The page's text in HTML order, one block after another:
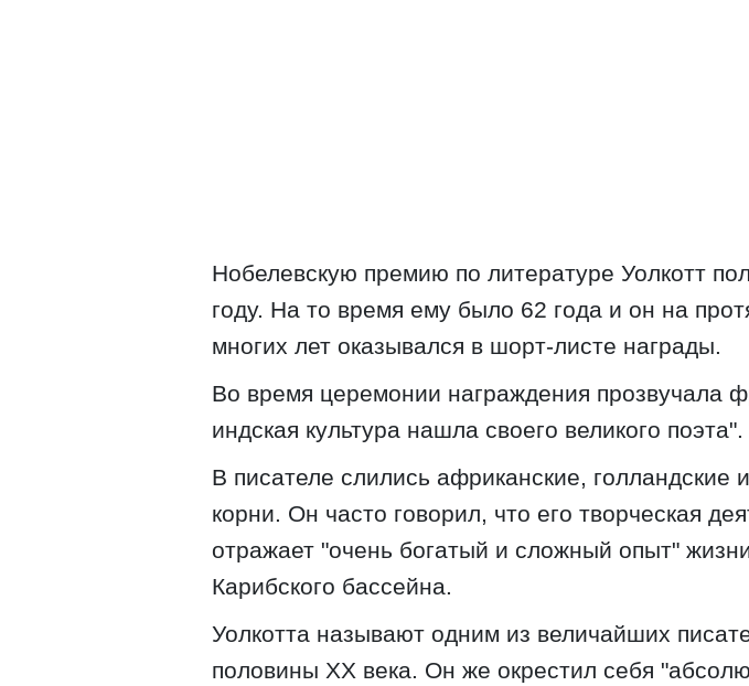
Нобелевскую премию по литературе Уолкотт
году. На то время ему было 62 года и он на
многих лет оказывался в шорт-листе награды.
Во время церемонии награждения прозвучала
индская культура нашла своего великого поэта".
В писателе слились африканские, голландские
корни. Он часто говорил, что его творческая
отражает "очень богатый и сложный опыт"
Карибского бассейна.
Уолкотта называют одним из величайших
половины XX века. Он же окрестил себя